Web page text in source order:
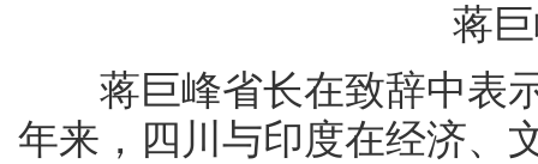
蒋
蒋巨峰省长在致辞中表示
年来，四川与印度在经济、